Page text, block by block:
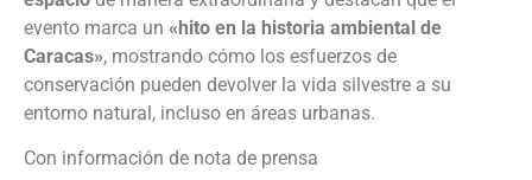
evento marca un «hito en la historia ambiental de
Caracas», mostrando cómo los esfuerzos de
conservación pueden devolver la vida silvestre a su
entorno natural, incluso en áreas urbanas.
Con información de nota de prensa